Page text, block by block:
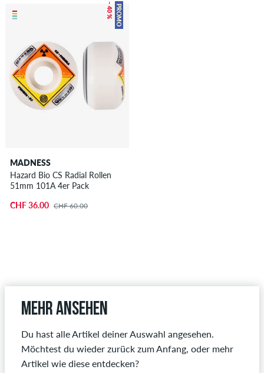
PROMO
– 40 %
MADNESS
Hazard Bio CS Radial Rollen
51mm 101A 4er Pack
CHF 36.00 CHF 60.00
Mehr ansehen
Du hast alle Artikel deiner Auswahl angesehen.
Möchtest du wieder zurück zum Anfang, oder mehr
Artikel wie diese entdecken?